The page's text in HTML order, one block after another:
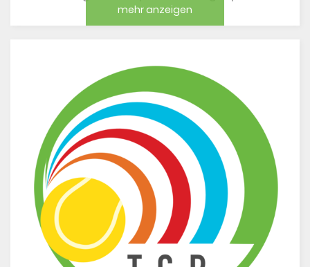
Kommt einfach ab 19:00 Uhr vorbei.
Dann werden keine neuen Turniermatches
mehr angesetzt und der erste frei werdende
Platz kann direkt genutzt werden.
Also: Schläger schnappen und abends auf
die Anlage kommen! 😊🎾
mehr anzeigen